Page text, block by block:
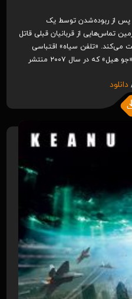
است که پس از ربوده‌شدن توسط یک
از قربانیان قبلی قاتل
می‌کند. «تلفن سیاه» اقتباسی
است از داستانی به همین نام نوشته «جو هیل» که در سال ۲۰۰۷ منتشر
دانلود